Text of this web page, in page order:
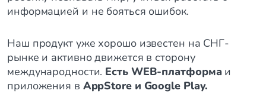
информацией и не бояться ошибок.
Наш продукт уже хорошо известен на СНГ-
рынке и активно движется в сторону
международности. Есть WEB-платформаи
приложения в AppStore и Google Play.